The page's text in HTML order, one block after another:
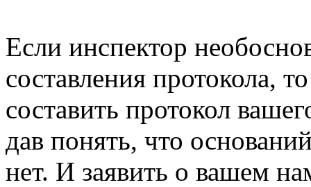
Если инспектор
составления протокола,
составить протокол
дав понять, что
нет. И заявить о вашем